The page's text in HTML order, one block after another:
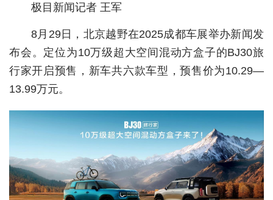
世相
环球
专题
极客圈
城建
极目新闻记者 王军
8月29日，北京越野在2025成都车展举办新闻发
布会。定位为10万级超大空间混动方盒子的BJ30旅
行家开启预售，新车共六款车型，预售价为10.29—
13.99万元。